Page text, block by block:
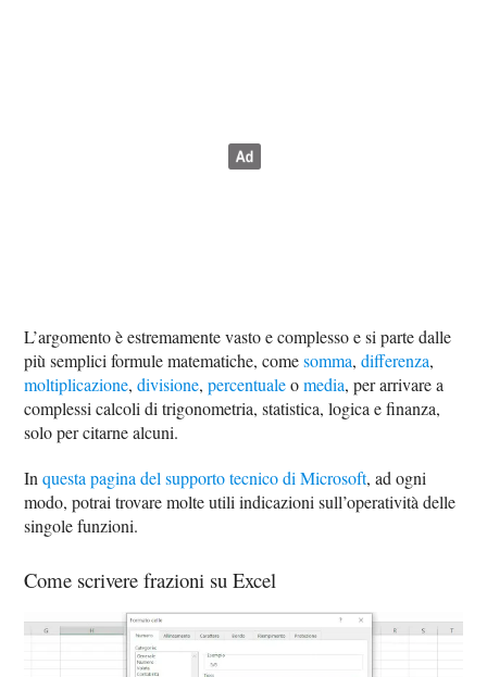
L’argomento è estremamente vasto e complesso e si parte dalle
più semplici formule matematiche, comesomma,differenza,
moltiplicazione,divisione,percentualeomedia, per arrivare a
complessi calcoli di trigonometria, statistica, logica e finanza,
solo per citarne alcuni.
Inquesta pagina del supporto tecnico di Microsoft, ad ogni
modo, potrai trovare molte utili indicazioni sull’operatività delle
singole funzioni.
Come scrivere frazioni su Excel